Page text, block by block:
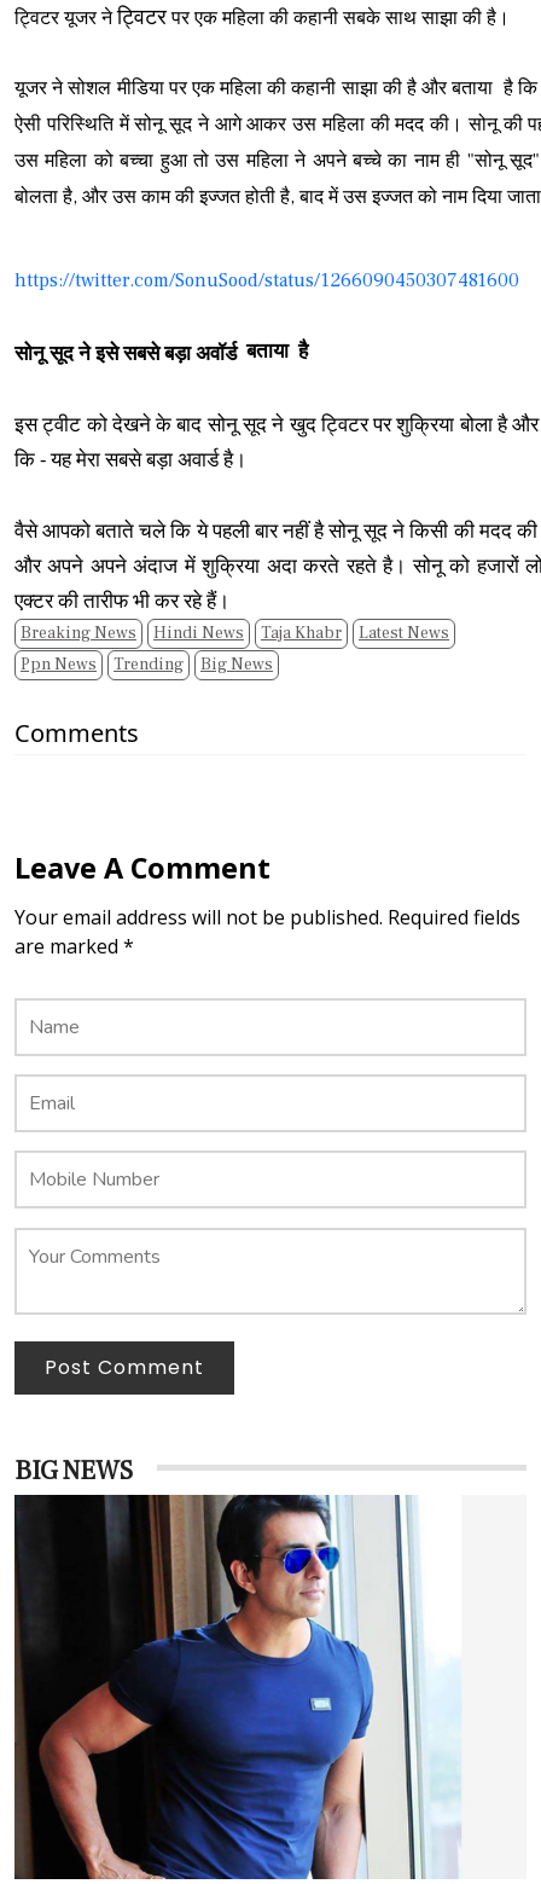
ट्विटर यूजर नेट्विटरपर एक महिला की कहानी सबके साथ साझा की है।
यूजर ने सोशल मीडिया पर एक महिला की कहानी साझा की है और बताया है
ऐसी परिस्थिति में सोनू सूद ने आगे आकर उस महिला की मदद की। सोनू की
उस महिला को बच्चा हुआ तो उस महिला ने अपने बच्चे का नाम ही "सोनू
बोलता है, और उस काम की इज्जत होती है, बाद में उस इज्जत को नाम दिया
https://twitter.com/SonuSood/status/1266090450307481600
सोनू सूद ने इसे सबसे बड़ा अवॉर्ड बतायाहै
इस ट्वीट को देखने के बाद सोनू सूद ने खुद ट्विटर पर शुक्रिया बोला है
कि - यह मेरा सबसे बड़ा अवार्ड है।
वैसे आपको बताते चले कि ये पहली बार नहीं है सोनू सूद ने किसी की मदद
और अपने अपने अंदाज में शुक्रिया अदा करते रहते है। सोनू को हजारों
एक्टर की तारीफ भी कर रहे हैं।
Breaking News Hindi News Taja Khabr
Latest News
Ppn News
Trending Big News
Comments
Leave A Comment
Your email address will not be published. Required fields
are marked *
Post Comment
BIG NEWS